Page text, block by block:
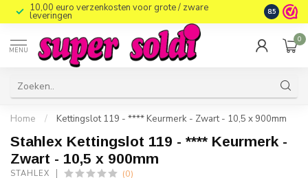
10,00 euro verzenkosten voor grote / zware
leveringen 8.5
MENU
0
Home / Kettingslot 119 - **** Keurmerk - Zwart - 10,5 x 900mm
Stahlex Kettingslot 119 - **** Keurmerk -
Zwart - 10,5 x 900mm
STAHLEX (0)